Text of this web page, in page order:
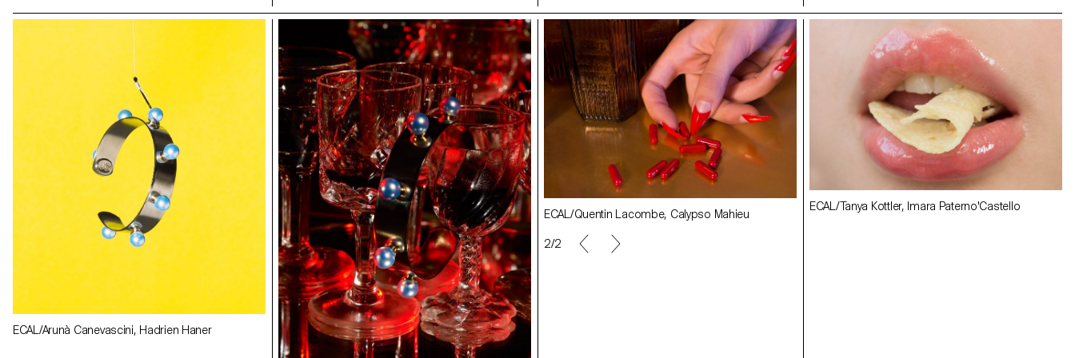
ECAL/Arunà Canevascini, Hadrien Haner
ECAL/Quentin Lacombe, Calypso Mahieu ECAL/Quentin Lacombe, Calypso Mahieu ECAL/Quentin Lacombe, Calypso Mahieu
2/2
ECAL/Quentin Lacombe, Calypso Mahieu
ECAL/Tanya Kottler, Imara Paterno'Castello